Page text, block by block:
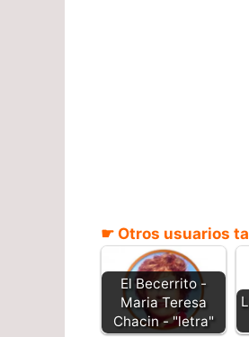
☛ Otros usuarios
El Becerrito -
Maria Teresa
Chacin - "letra"